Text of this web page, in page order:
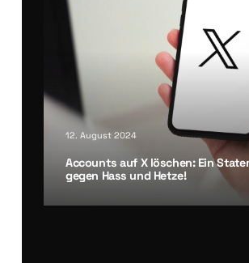
12. August 2024
Accounts auf X löschen: Ein
gegen Hass und Het­ze!